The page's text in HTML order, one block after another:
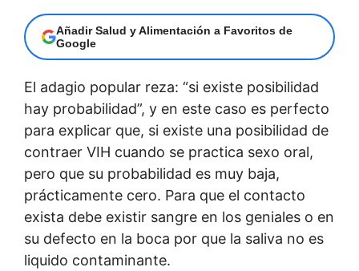
Añadir Salud y Alimentación a Favoritos de
Google
El adagio popular reza: “si existe posibilidad
hay probabilidad”, y en este caso es perfecto
para explicar que, si existe una posibilidad de
contraer VIH cuando se practica sexo oral,
pero que su probabilidad es muy baja,
prácticamente cero. Para que el contacto
exista debe existir sangre en los geniales o en
su defecto en la boca por que la saliva no es
liquido contaminante.